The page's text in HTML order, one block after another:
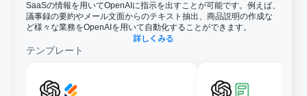
SaaSの情報を用いてOpenAIに指示を出すことが可能です。例えば、
議事録の要約やメール文面からのテキスト抽出、商品説明の作成な
ど様々な業務をOpenAIを用いて自動化することができます。
詳しくみる
テンプレート